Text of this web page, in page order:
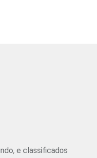
e classificados